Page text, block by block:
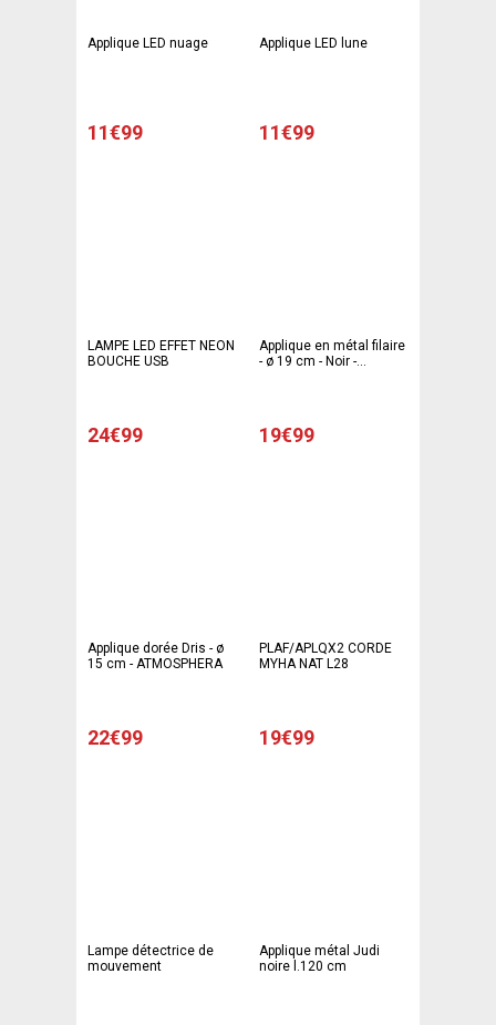
Applique LED nuage
11€99
Applique LED lune
11€99
LAMPE LED EFFET NEON
BOUCHE USB
24€99
Applique en métal filaire
- ø 19 cm - Noir -
19€99
Applique dorée Dris - ø
15 cm - ATMOSPHERA
22€99
PLAF/APLQX2 CORDE
MYHA NAT L28
19€99
Lampe détectrice de
mouvement
Applique métal Judi
noire l.120 cm